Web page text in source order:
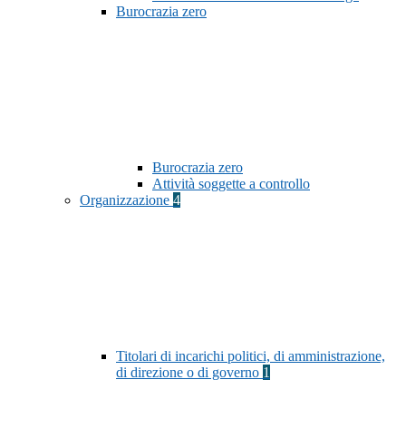
Burocrazia zero
Burocrazia zero
Attività soggette a controllo
Organizzazione 4
Titolari di incarichi politici, di amministrazione,
di direzione o di governo 1